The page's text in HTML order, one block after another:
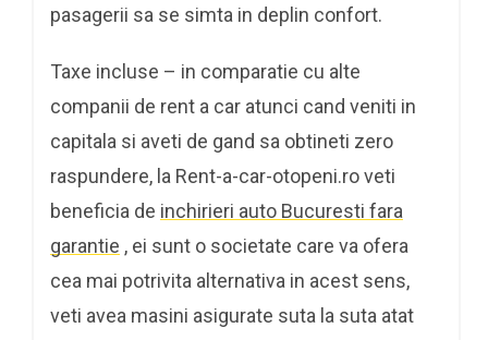
pasagerii sa se simta in deplin confort.
Taxe incluse – in comparatie cu alte
companii de rent a car atunci cand veniti in
capitala si aveti de gand sa obtineti zero
raspundere, la Rent-a-car-otopeni.ro veti
beneficia de inchirieri auto Bucuresti fara
garantie , ei sunt o societate care va ofera
cea mai potrivita alternativa in acest sens,
veti avea masini asigurate suta la suta atat